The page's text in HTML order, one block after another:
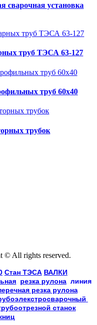
сварочная установка
труб ТЭСА 63-127
труб 60х40
трубок
All rights reserved.
Cтан ТЭСА ВАЛКИ
резка рулона линия
резка рулона
станок